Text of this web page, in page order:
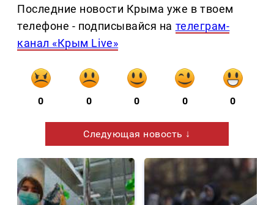
Последние новости Крыма уже в твоем
телефоне - подписывайся на телеграм-
канал «Крым Live»
0 0 0 0 0
Следующая новость ↓